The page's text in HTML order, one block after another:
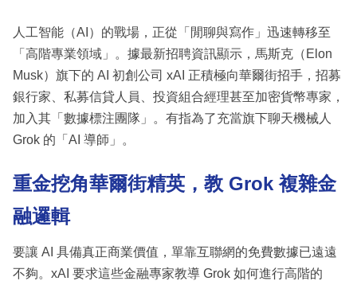
人工智能（AI）的戰場，正從「閒聊與寫作」迅速轉移至
「高階專業領域」。據最新招聘資訊顯示，馬斯克（Elon
Musk）旗下的 AI 初創公司 xAI 正積極向華爾街招手，招募
銀行家、私募信貸人員、投資組合經理甚至加密貨幣專家，
加入其「數據標注團隊」。有指為了充當旗下聊天機械人
Grok 的「AI 導師」。
重金挖角華爾街精英，教 Grok 複雜金
融邏輯
要讓 AI 具備真正商業價值，單靠互聯網的免費數據已遠遠
不夠。xAI 要求這些金融專家教導 Grok 如何進行高階的